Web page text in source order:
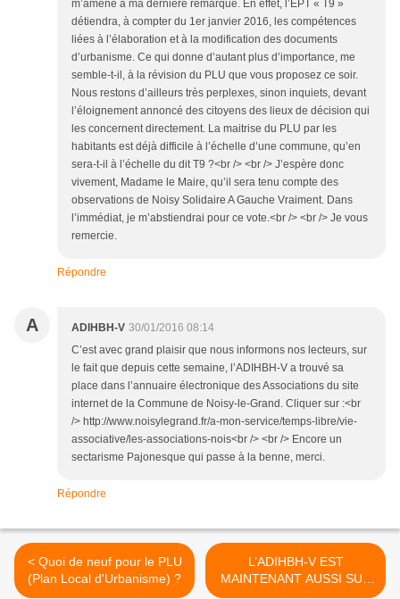
m’amène à ma dernière remarque. En effet, l’EPT « T9 »
détiendra, à compter du 1er janvier 2016, les compétences
liées à l’élaboration et à la modification des documents
d’urbanisme. Ce qui donne d’autant plus d’importance, me
semble-t-il, à la révision du PLU que vous proposez ce soir.
Nous restons d’ailleurs très perplexes, sinon inquiets, devant
l’éloignement annoncé des citoyens des lieux de décision qui
les concernent directement. La maitrise du PLU par les
habitants est déjà difficile à l’échelle d’une commune, qu’en
sera-t-il à l’échelle du dit T9 ?<br /> <br /> J’espère donc
vivement, Madame le Maire, qu’il sera tenu compte des
observations de Noisy Solidaire A Gauche Vraiment. Dans
l’immédiat, je m’abstiendrai pour ce vote.<br /> <br /> Je vous
remercie.
Répondre
A ADIHBH-V 30/01/2016 08:14
C’est avec grand plaisir que nous informons nos lecteurs, sur
le fait que depuis cette semaine, l’ADIHBH-V a trouvé sa
place dans l’annuaire électronique des Associations du site
internet de la Commune de Noisy-le-Grand. Cliquer sur :<br
/> http://www.noisylegrand.fr/a-mon-service/temps-libre/vie-
associative/les-associations-nois<br /> <br /> Encore un
sectarisme Pajonesque qui passe à la benne, merci.
Répondre
< Quoi de neuf pour le PLU
(Plan Local d'Urbanisme) ?
L’ADIHBH-V EST
MAINTENANT AUSSI SUR
FACEBOOK. REVISITEZ,